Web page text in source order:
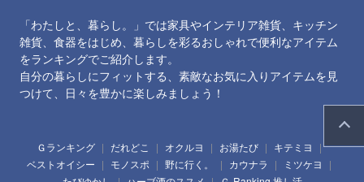
「わたしと、暮らし。」では家具やインテリア雑貨、キッチン
雑貨、食器をはじめ、暮らしを彩るおしゃれで便利なアイテム
をランキングでご紹介します。
自分の暮らしにフィットする、素敵なお気に入りアイテムを見
つけて、日々を豊かに楽しみましょう！
Ｇランキング だれどこ オクルヨ お湯たび
キテミヨ
ベストオイシー
モノスポ 野に行く。 カウナラ
ミツケヨ